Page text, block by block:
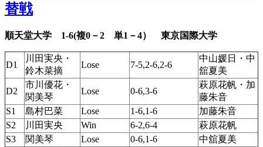
替戦
順天堂大学 1-6(複0－2 単1－4） 東京国際大学
D1
川田実央・
鈴木菜摘
Lose 7-5,2-6,2-6
中山媛日・中
舘夏美
D2
市川優花・
関美琴
Lose 0-6,3-6
萩原花帆・加
藤朱音
S1
島村巴菜 Lose 1-6,1-6
加藤朱音
S2
川田実央 Win 6-2,6-4
萩原花帆
S3
関美琴 Lose 0-6,1-6
中舘夏美